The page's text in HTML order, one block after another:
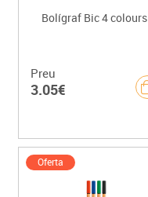
Bolígraf Bic 4 colours
Preu
3.05€
Oferta